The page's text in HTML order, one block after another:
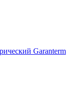
Garanterm